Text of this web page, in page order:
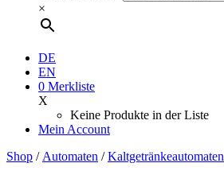
×
DE
EN
0 Merkliste
X
Keine Produkte in der Liste
Mein Account
Shop / Automaten /Kaltgetränkeautomaten